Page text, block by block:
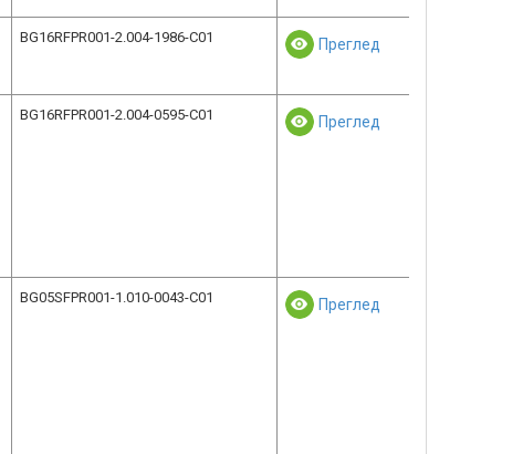
BG16RFPR001-2.004-1986-C01 Преглед
BG16RFPR001-2.004-0595-C01 Преглед
BG05SFPR001-1.010-0043-C01 Преглед